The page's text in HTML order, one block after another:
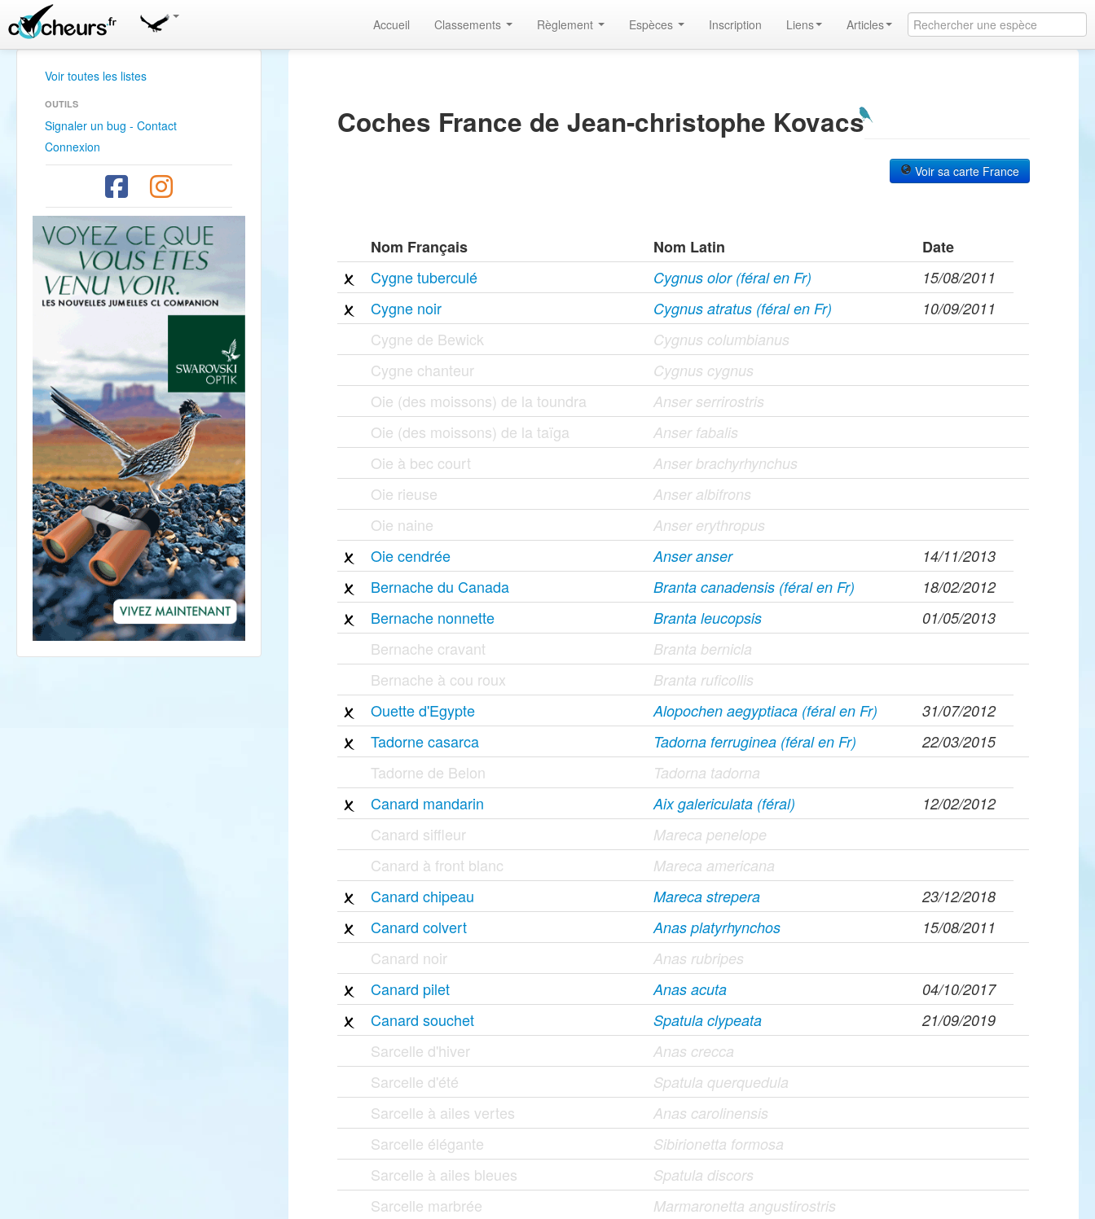
Accueil Classements Règlement Espèces Inscription Liens Articles
Voir toutes les listes
OUTILS
Signaler un bug - Contact
Connexion
Coches France de Jean-christophe Kovacs
Voir sa carte France
Nom Français Nom Latin
Date
Cygne tuberculé
Cygnus olor (féral en Fr) 15/08/2011
Cygne noir Cygnus atratus (féral en Fr) 10/09/2011
Cygne de Bewick Cygnus columbianus
Cygne chanteur Cygnus cygnus
Oie (des moissons) de la toundra Anser serrirostris
Oie (des moissons) de la taïga Anser fabalis
Oie à bec court Anser brachyrhynchus
Oie rieuse Anser albifrons
Oie naine Anser erythropus
Oie cendrée Anser anser 14/11/2013
Bernache du Canada Branta canadensis (féral en Fr) 18/02/2012
Bernache nonnette Branta leucopsis 01/05/2013
Bernache cravant Branta bernicla
Bernache à cou roux Branta ruficollis
Ouette d'Egypte Alopochen aegyptiaca (féral en Fr) 31/07/2012
Tadorne casarca Tadorna ferruginea (féral en Fr) 22/03/2015
Tadorne de Belon Tadorna tadorna
Canard mandarin Aix galericulata (féral) 12/02/2012
Canard siffleur Mareca penelope
Canard à front blanc Mareca americana
Canard chipeau Mareca strepera 23/12/2018
Canard colvert Anas platyrhynchos 15/08/2011
Canard noir Anas rubripes
Canard pilet Anas acuta 04/10/2017
Canard souchet Spatula clypeata 21/09/2019
Sarcelle d'hiver Anas crecca
Sarcelle d'été Spatula querquedula
Sarcelle à ailes vertes Anas carolinensis
Sarcelle élégante Sibirionetta formosa
Sarcelle à ailes bleues Spatula discors
Sarcelle marbrée Marmaronetta angustirostris